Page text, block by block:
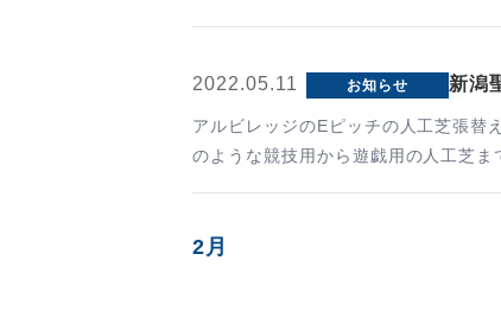
2022.05.11 お知らせ 新潟
アルビレッジのEピッチの人工芝張替
のような競技用から遊戯用の人工芝ま
2月